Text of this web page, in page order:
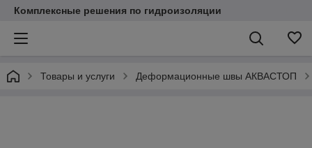
Комплексные решения по гидроизоляции
Товары и услуги Деформационные швы АКВАСТОП